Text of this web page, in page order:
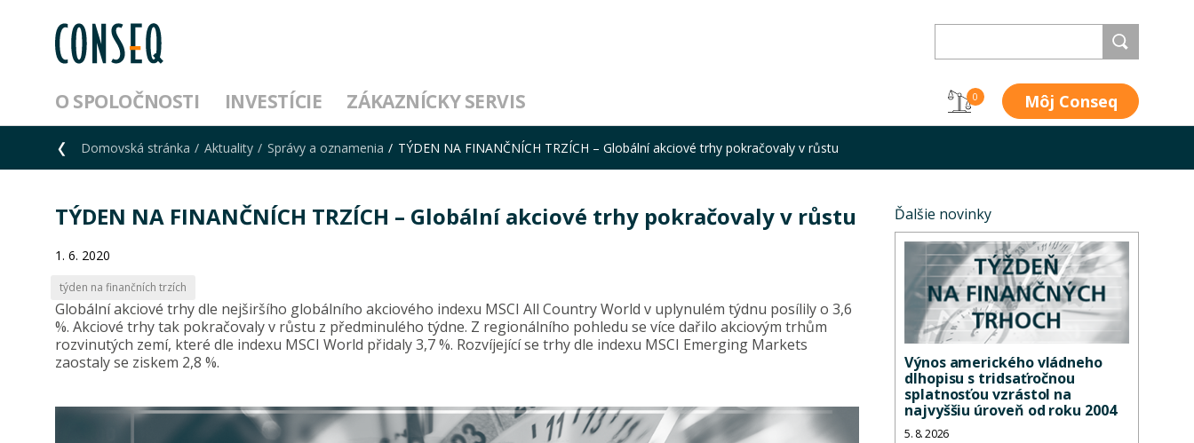
O SPOLOČNOSTI INVESTÍCIE ZÁKAZNÍCKY SERVIS 0 Môj Conseq
Domovská stránka Aktuality Správy a oznamenia TÝDEN NA FINANČNÍCH TRZÍCH – Globální akciové trhy pokračovaly v růstu
TÝDEN NA FINANČNÍCH TRZÍCH – Globální akciové trhy pokračovaly v růstu
1. 6. 2020
týden na finančních trzích
Globální akciové trhy dle nejširšího globálního akciového indexu MSCI All Country World v uplynulém týdnu posílily o 3,6
%. Akciové trhy tak pokračovaly v růstu z předminulého týdne. Z regionálního pohledu se více dařilo akciovým trhům
rozvinutých zemí, které dle indexu MSCI World přidaly 3,7 %. Rozvíjející se trhy dle indexu MSCI Emerging Markets
zaostaly se ziskem 2,8 %.
Ďalšie novinky
Výnos amerického vládneho
dlhopisu s tridsaťročnou
splatnosťou vzrástol na
najvyššiu úroveň od roku 2004
5. 8. 2026